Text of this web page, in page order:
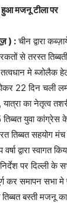
हुआ मजनू टीला पर
) :चीन द्वारा
से तरस्त
मे ब्जोलैक हेट
22 दिन चली
यात्रा का नेतृत्व
युवा कांग्रेस के
तिब्बत सहयोग
द्वारा स्वागत
पर दिल्ली के
कर समापन सभा मे
बस्ती मजनू